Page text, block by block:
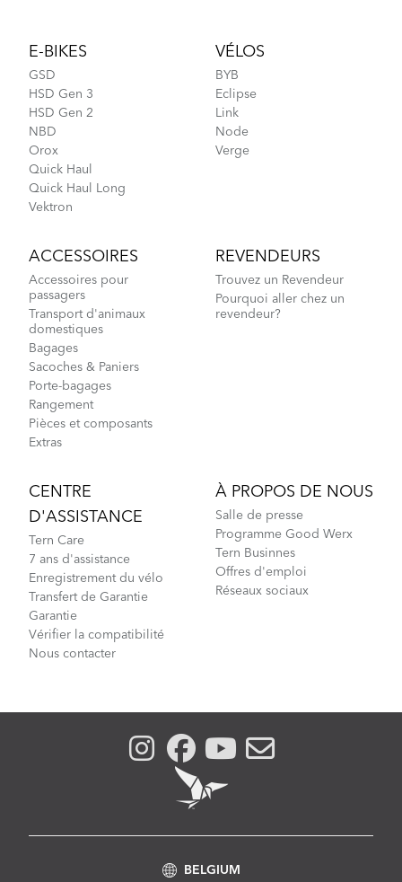
E-BIKES
GSD
HSD Gen 3
HSD Gen 2
NBD
Orox
Quick Haul
Quick Haul Long
Vektron
VÉLOS
BYB
Eclipse
Link
Node
Verge
ACCESSOIRES
Accessoires pour
passagers
Transport d'animaux
domestiques
Bagages
Sacoches & Paniers
Porte-bagages
Rangement
Pièces et composants
Extras
REVENDEURS
Trouvez un Revendeur
Pourquoi aller chez un
revendeur?
CENTRE
D'ASSISTANCE
Tern Care
7 ans d'assistance
Enregistrement du vélo
Transfert de Garantie
Garantie
Vérifier la compatibilité
Nous contacter
À PROPOS DE NOUS
Salle de presse
Programme Good Werx
Tern Businnes
Offres d'emploi
Réseaux sociaux
BELGIUM